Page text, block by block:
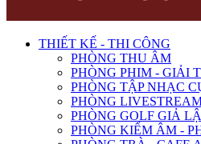
THIẾT KẾ - THI CÔNG
PHÒNG THU ÂM
PHÒNG PHIM - GIẢI
PHÒNG TẬP NHẠC
PHÒNG
PHÒNG GOLF GIẢ
PHÒNG KIỂM ÂM -